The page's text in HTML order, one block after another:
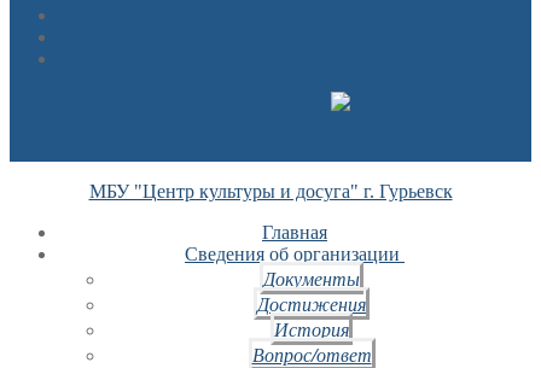
МБУ "Центр культуры и досуга" г. Гурьевск
Главная
Сведения об организации
Документы
Достижения
История
Вопрос/ответ